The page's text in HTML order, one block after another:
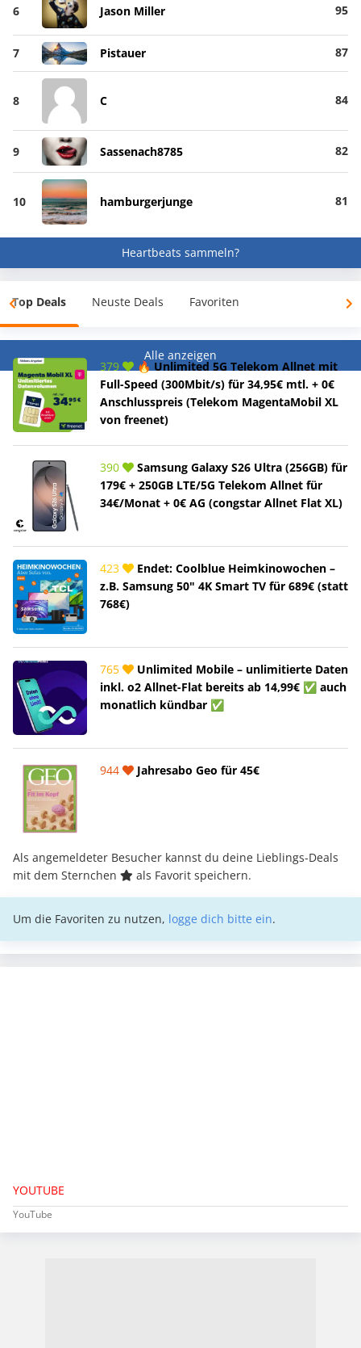
6 Jason Miller 95
7 Pistauer 87
8 C 84
9 Sassenach8785 82
10 hamburgerjunge 81
Heartbeats sammeln?
Top Deals Neuste Deals Favoriten
Alle anzeigen
379
🔥 Unlimited 5G Telekom Allnet mit
Full-Speed (300Mbit/s) für 34,95€ mtl. + 0€
Anschlusspreis (Telekom MagentaMobil XL
von freenet)
390
Samsung Galaxy S26 Ultra (256GB) für
179€ + 250GB LTE/5G Telekom Allnet für
34€/Monat + 0€ AG (congstar Allnet Flat XL)
423
Endet: Coolblue Heimkinowochen –
z.B. Samsung 50" 4K Smart TV für 689€ (statt
768€)
765
Unlimited Mobile – unlimitierte Daten
inkl. o2 Allnet-Flat bereits ab 14,99€ ✅ auch
monatlich kündbar ✅
944 Jahresabo Geo für 45€
Als angemeldeter Besucher kannst du deine Lieblings-Deals
mit dem Sternchen
als Favorit speichern.
Um die Favoriten zu nutzen, logge dich bitte ein.
YOUTUBE
YouTube